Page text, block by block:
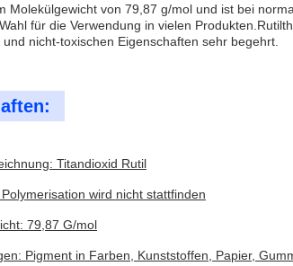
Molekülgewicht von 79,87 g/mol und ist bei
für die Verwendung in vielen
nicht-toxischen Eigenschaften sehr begehrt.
Titandioxid Rutil
wird nicht stattfinden
79,87 G/mol
Pigment in Farben, Kunststoffen, Papier,